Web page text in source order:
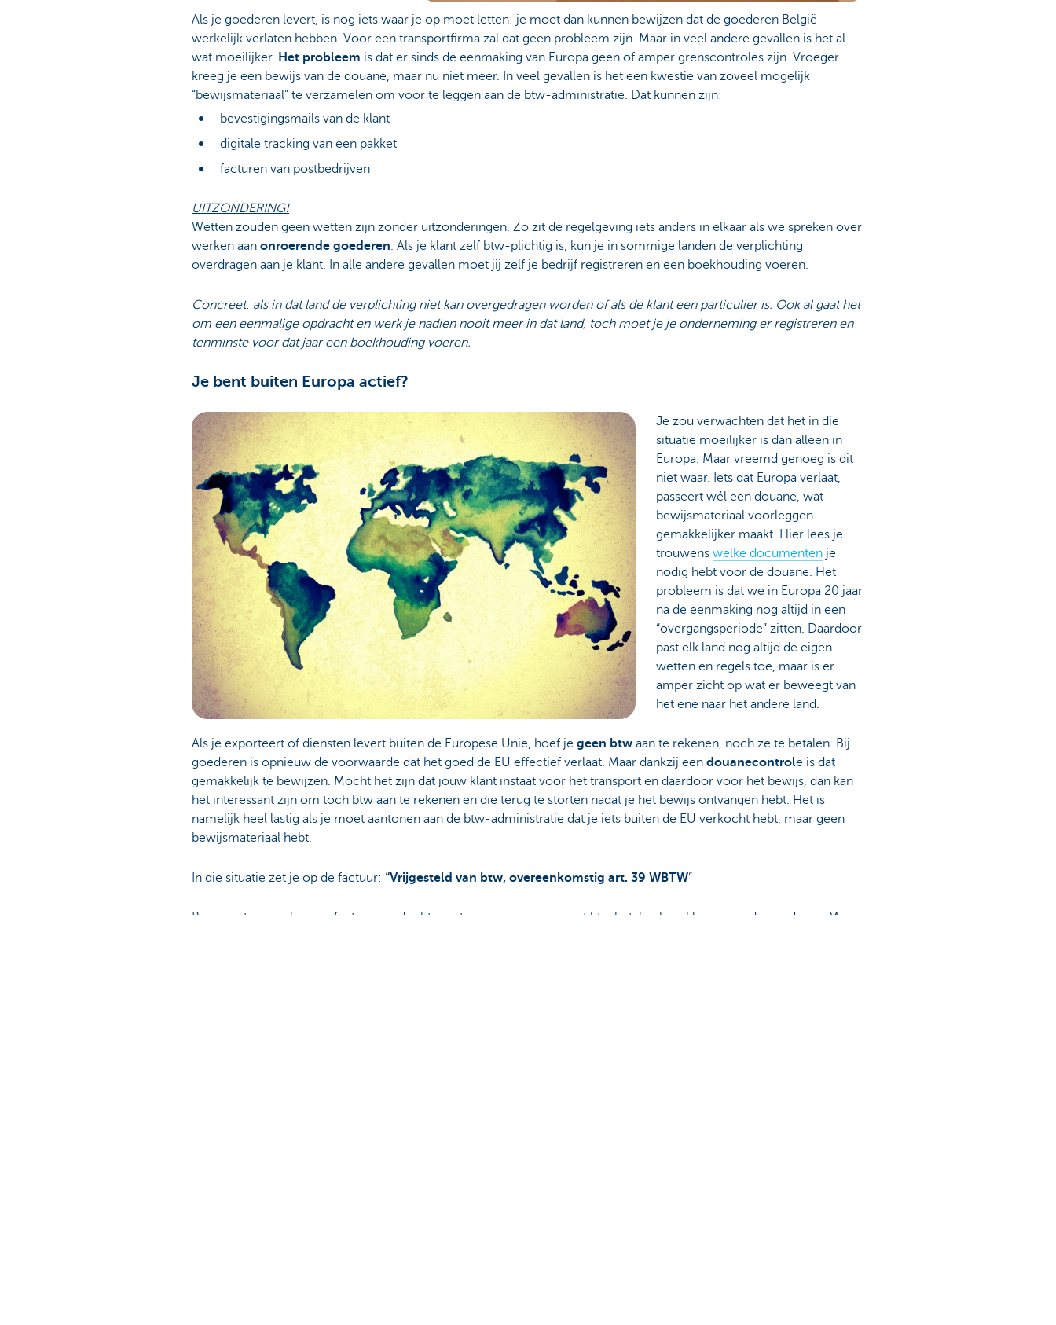
Als je goederen levert, is nog iets waar je op moet letten: je moet dan kunnen bewijzen dat de goederen België
werkelijk verlaten hebben. Voor een transportfirma zal dat geen probleem zijn. Maar in veel andere gevallen is het al
wat moeilijker. Het probleem is dat er sinds de eenmaking van Europa geen of amper grenscontroles zijn. Vroeger
kreeg je een bewijs van de douane, maar nu niet meer. In veel gevallen is het een kwestie van zoveel mogelijk
“bewijsmateriaal” te verzamelen om voor te leggen aan de btw-administratie. Dat kunnen zijn:
bevestigingsmails van de klant
digitale tracking van een pakket
facturen van postbedrijven
UITZONDERING!
Wetten zouden geen wetten zijn zonder uitzonderingen. Zo zit de regelgeving iets anders in elkaar als we spreken over
werken aan onroerende goederen. Als je klant zelf btw-plichtig is, kun je in sommige landen de verplichting
overdragen aan je klant. In alle andere gevallen moet jij zelf je bedrijf registreren en een boekhouding voeren.
Concreet: als in dat land de verplichting niet kan overgedragen worden of als de klant een particulier is. Ook al gaat het
om een eenmalige opdracht en werk je nadien nooit meer in dat land, toch moet je je onderneming er registreren en
tenminste voor dat jaar een boekhouding voeren.
Je bent buiten Europa actief?
Je zou verwachten dat het in die
situatie moeilijker is dan alleen in
Europa. Maar vreemd genoeg is dit
niet waar. Iets dat Europa verlaat,
passeert wél een douane, wat
bewijsmateriaal voorleggen
gemakkelijker maakt. Hier lees je
trouwenswelke documenten je
nodig hebt voor de douane. Het
probleem is dat we in Europa 20 jaar
na de eenmaking nog altijd in een
“overgangsperiode” zitten. Daardoor
past elk land nog altijd de eigen
wetten en regels toe, maar is er
amper zicht op wat er beweegt van
het ene naar het andere land.
Als je exporteert of diensten levert buiten de Europese Unie, hoef je geen btw aan te rekenen, noch ze te betalen. Bij
goederen is opnieuw de voorwaarde dat het goed de EU effectief verlaat. Maar dankzij een douanecontrole is dat
gemakkelijk te bewijzen. Mocht het zijn dat jouw klant instaat voor het transport en daardoor voor het bewijs, dan kan
het interessant zijn om toch btw aan te rekenen en die terug te storten nadat je het bewijs ontvangen hebt. Het is
namelijk heel lastig als je moet aantonen aan de btw-administratie dat je iets buiten de EU verkocht hebt, maar geen
bewijsmateriaal hebt.
In die situatie zet je op de factuur: “Vrijgesteld van btw, overeenkomstig art. 39 WBTW”
Bij importeren zul je een factuur zonder btw ontvangen, maar je moet btw betalen bij inklaring van de goederen. Maar